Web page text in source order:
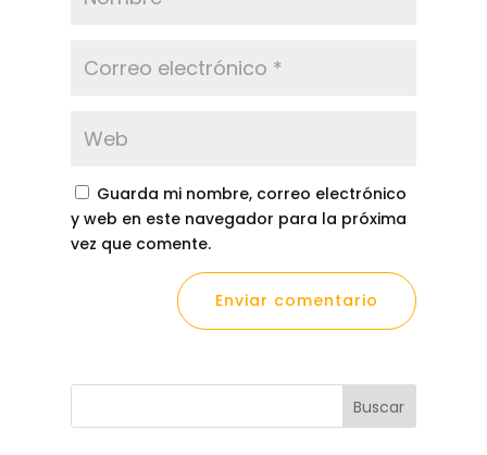
Guarda mi nombre, correo electrónico
y web en este navegador para la próxima
vez que comente.